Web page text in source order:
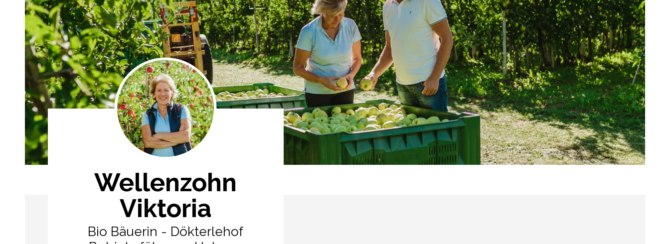
Wellenzohn
Viktoria
Bio Bäuerin - Dökterlehof